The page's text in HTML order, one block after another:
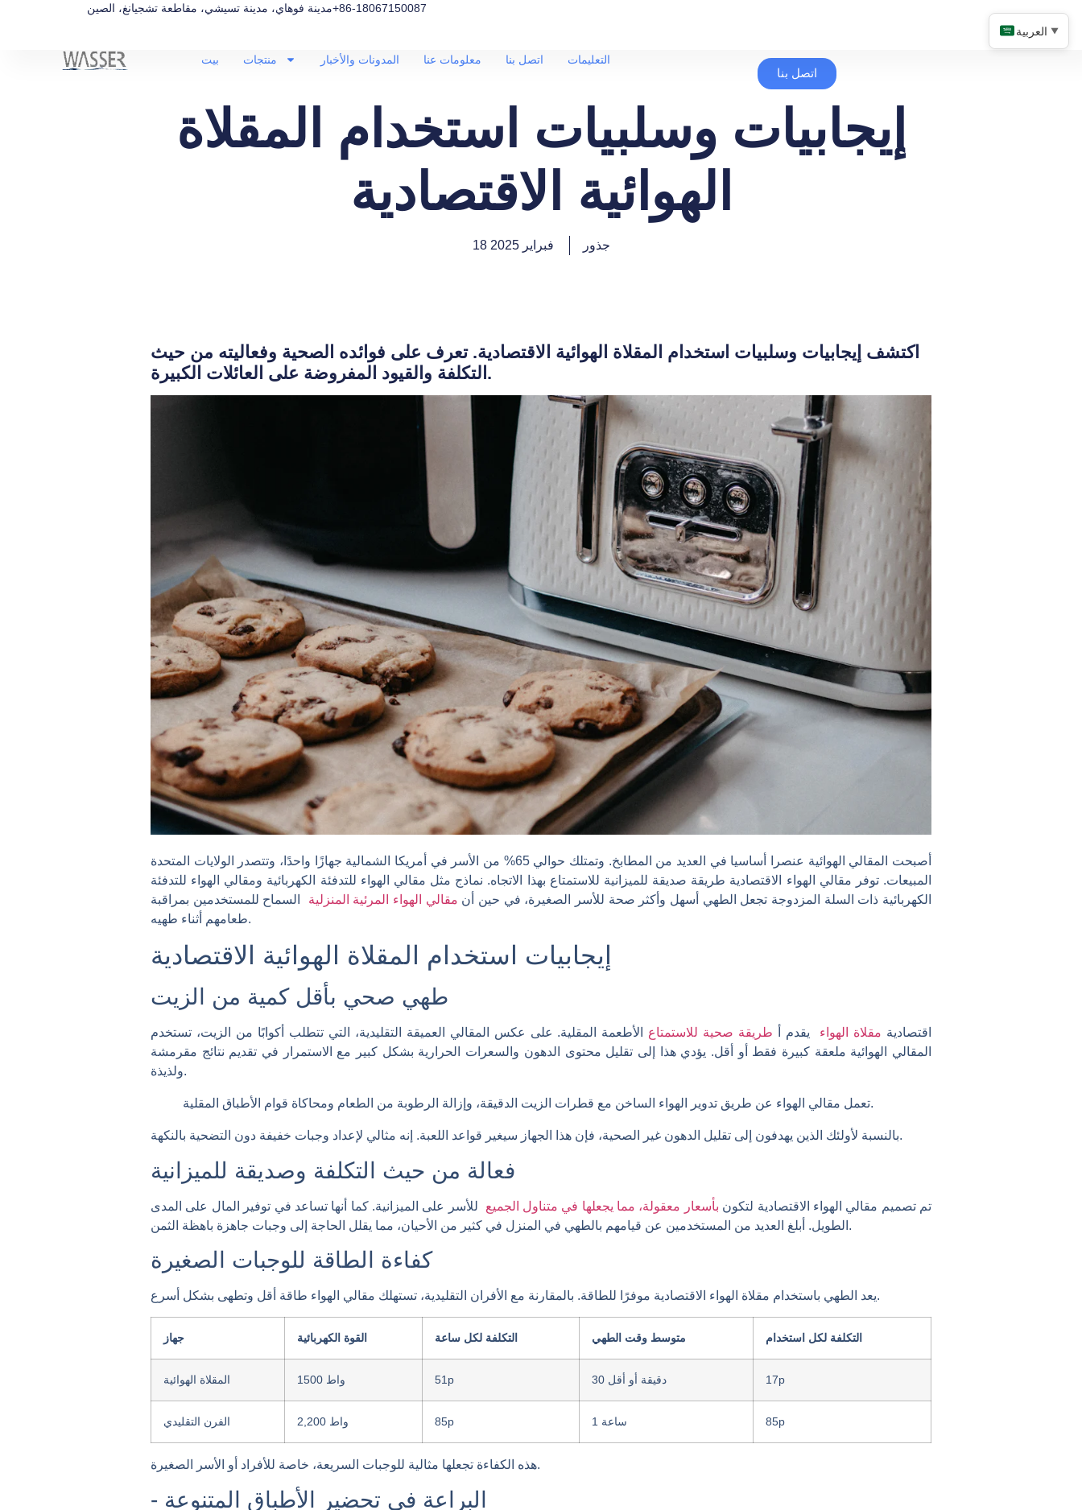
مدينة فوهاي، مدينة تسيشي، مقاطعة تشجيانغ، الصين+86-18067150087
بيت منتجات المدونات والأخبار معلومات عنا اتصل بنا التعليمات
اتصل بنا
إيجابيات وسلبيات استخدام المقلاة
الهوائية الاقتصادية
جذور
اكتشف إيجابيات وسلبيات استخدام المقلاة الهوائية الاقتصادية. تعرف على فوائده الصحية وفعاليته من حيث
التكلفة والقيود المفروضة على العائلات الكبيرة.
أصبحت المقالي الهوائية عنصرا أساسيا في العديد من المطابخ. وتمتلك حوالي 65% من الأسر في أمريكا الشمالية جهازًا واحدًا، وتتصدر الولايات المتحدة
المبيعات. توفر مقالي الهواء الاقتصادية طريقة صديقة للميزانية للاستمتاع بهذا الاتجاه. نماذج مثل مقالي الهواء للتدفئة الكهربائية ومقالي الهواء للتدفئة
الكهربائية ذات السلة المزدوجة تجعل الطهي أسهل وأكثر صحة للأسر الصغيرة، في حين أن مقالي الهواء المرئية المنزلية
السماح للمستخدمين بمراقبة
طعامهم أثناء طهيه.
إيجابيات استخدام المقلاة الهوائية الاقتصادية
طهي صحي بأقل كمية من الزيت
اقتصادية مقلاة الهواء يقدم أ طريقة صحية للاستمتاع الأطعمة المقلية. على عكس المقالي العميقة التقليدية، التي تتطلب أكوابًا من الزيت، تستخدم
المقالي الهوائية ملعقة كبيرة فقط أو أقل. يؤدي هذا إلى تقليل محتوى الدهون والسعرات الحرارية بشكل كبير مع الاستمرار في تقديم نتائج مقرمشة
ولذيذة.
تعمل مقالي الهواء عن طريق تدوير الهواء الساخن مع قطرات الزيت الدقيقة، وإزالة الرطوبة من الطعام ومحاكاة قوام الأطباق المقلية.
بالنسبة لأولئك الذين يهدفون إلى تقليل الدهون غير الصحية، فإن هذا الجهاز سيغير قواعد اللعبة. إنه مثالي لإعداد وجبات خفيفة دون التضحية بالنكهة.
فعالة من حيث التكلفة وصديقة للميزانية
تم تصميم مقالي الهواء الاقتصادية لتكون بأسعار معقولة، مما يجعلها في متناول الجميع
للأسر على الميزانية. كما أنها تساعد في توفير المال على المدى
الطويل. أبلغ العديد من المستخدمين عن قيامهم بالطهي في المنزل في كثير من الأحيان، مما يقلل الحاجة إلى وجبات جاهزة باهظة الثمن.
كفاءة الطاقة للوجبات الصغيرة
يعد الطهي باستخدام مقلاة الهواء الاقتصادية موفرًا للطاقة. بالمقارنة مع الأفران التقليدية، تستهلك مقالي الهواء طاقة أقل وتطهى بشكل أسرع.
جهاز القوة الكهربائية التكلفة لكل ساعة متوسط ​​وقت الطهي التكلفة لكل استخدام
المقلاة الهوائية 1500 واط 51p 30 دقيقة أو أقل 17p
الفرن التقليدي 2,200 واط 85p 1 ساعة 85p
هذه الكفاءة تجعلها مثالية للوجبات السريعة، خاصة للأفراد أو الأسر الصغيرة.
العربية ▼